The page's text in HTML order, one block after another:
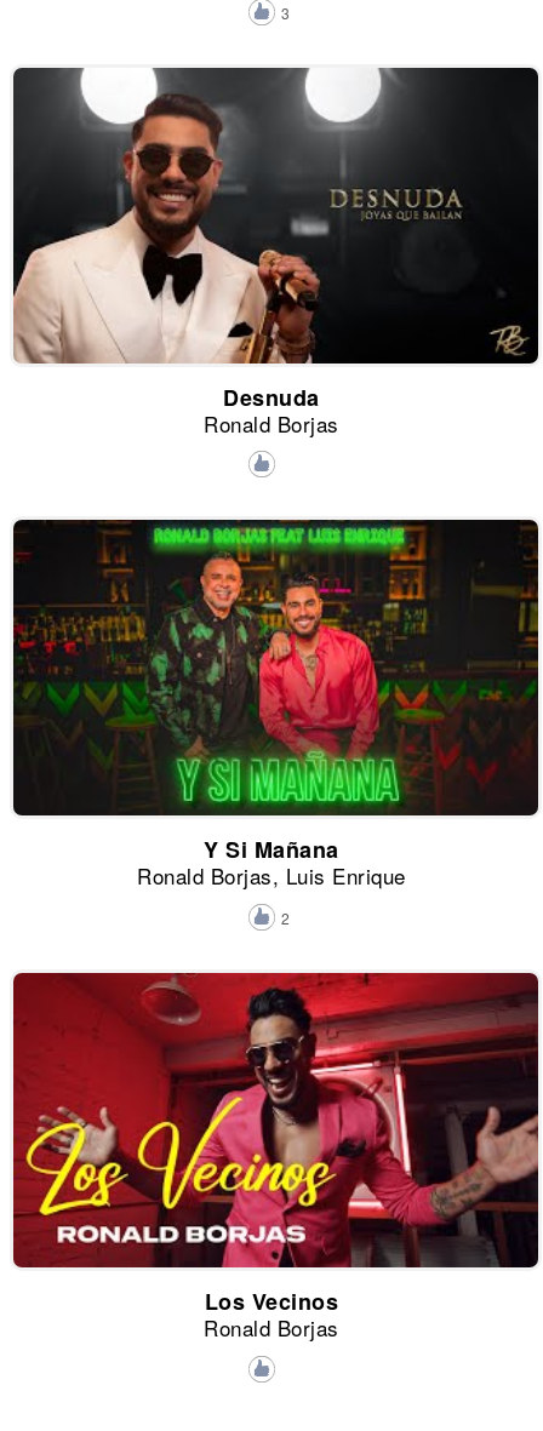
3
Desnuda
Ronald Borjas
Y Si Mañana
Ronald Borjas, Luis Enrique
2
Los Vecinos
Ronald Borjas